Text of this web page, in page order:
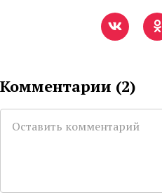
Комментарии (2)